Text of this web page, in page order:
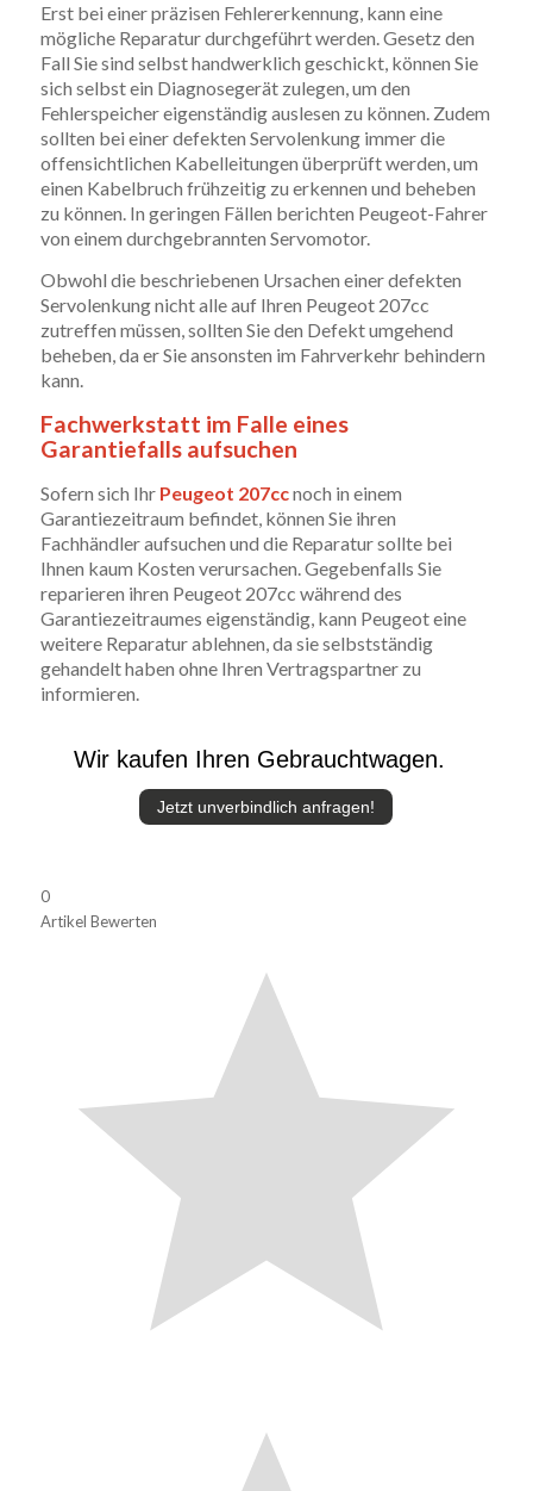
Erst bei einer präzisen Fehlererkennung, kann eine
mögliche Reparatur durchgeführt werden. Gesetz den
Fall Sie sind selbst handwerklich geschickt, können Sie
sich selbst ein Diagnosegerät zulegen, um den
Fehlerspeicher eigenständig auslesen zu können. Zudem
sollten bei einer defekten Servolenkung immer die
offensichtlichen Kabelleitungen überprüft werden, um
einen Kabelbruch frühzeitig zu erkennen und beheben
zu können. In geringen Fällen berichten Peugeot-Fahrer
von einem durchgebrannten Servomotor.
Obwohl die beschriebenen Ursachen einer defekten
Servolenkung nicht alle auf Ihren Peugeot 207cc
zutreffen müssen, sollten Sie den Defekt umgehend
beheben, da er Sie ansonsten im Fahrverkehr behindern
kann.
Fachwerkstatt im Falle eines
Garantiefalls aufsuchen
Sofern sich Ihr Peugeot 207ccnoch in einem
Garantiezeitraum befindet, können Sie ihren
Fachhändler aufsuchen und die Reparatur sollte bei
Ihnen kaum Kosten verursachen. Gegebenfalls Sie
reparieren ihren Peugeot 207cc während des
Garantiezeitraumes eigenständig, kann Peugeot eine
weitere Reparatur ablehnen, da sie selbstständig
gehandelt haben ohne Ihren Vertragspartner zu
informieren.
Wir kaufen Ihren Gebrauchtwagen.
Jetzt unverbindlich anfragen!
0
Artikel Bewerten